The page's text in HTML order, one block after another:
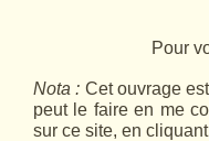
Pour
Nota : Cet ouvrage
peut le faire en me
sur ce site, en